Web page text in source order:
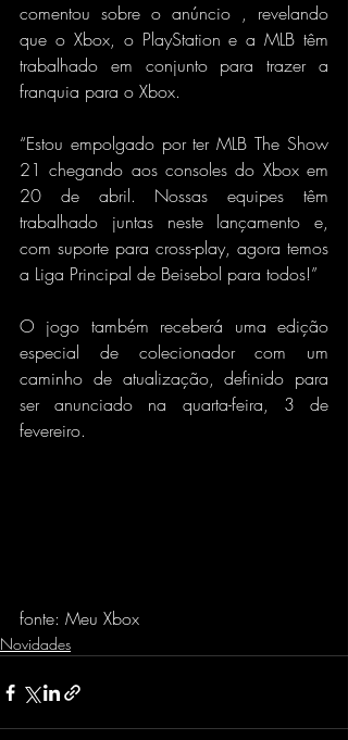
comentou sobre o anúncio , revelando
que o Xbox, o PlayStation e a MLB têm
trabalhado em conjunto para trazer a
franquia para o Xbox.
“Estou empolgado por ter MLB The Show
21 chegando aos consoles do Xbox em
20 de abril. Nossas equipes têm
trabalhado juntas neste lançamento e,
com suporte para cross-play, agora temos
a Liga Principal de Beisebol para todos!”
O jogo também receberá uma edição
especial de colecionador com um
caminho de atualização, definido para
ser anunciado na quarta-feira, 3 de
fevereiro.
fonte: Meu Xbox
Novidades